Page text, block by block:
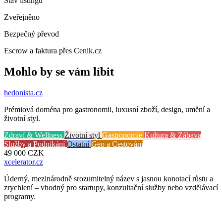
Zveřejněno
Bezpečný převod
Escrow a faktura přes Cenik.cz
Mohlo by se vám líbit
hedonista.cz
Prémiová doména pro gastronomii, luxusní zboží, design, umění a
životní styl.
Zdraví & Wellness Životní styl Gastronomie Kultura & Zábava
Služby a PodnikáníOstatníGeo a Cestování
49 000 CZK
xcelerator.cz
Úderný, mezinárodně srozumitelný název s jasnou konotací růstu a
zrychlení – vhodný pro startupy, konzultační služby nebo vzdělávací
programy.